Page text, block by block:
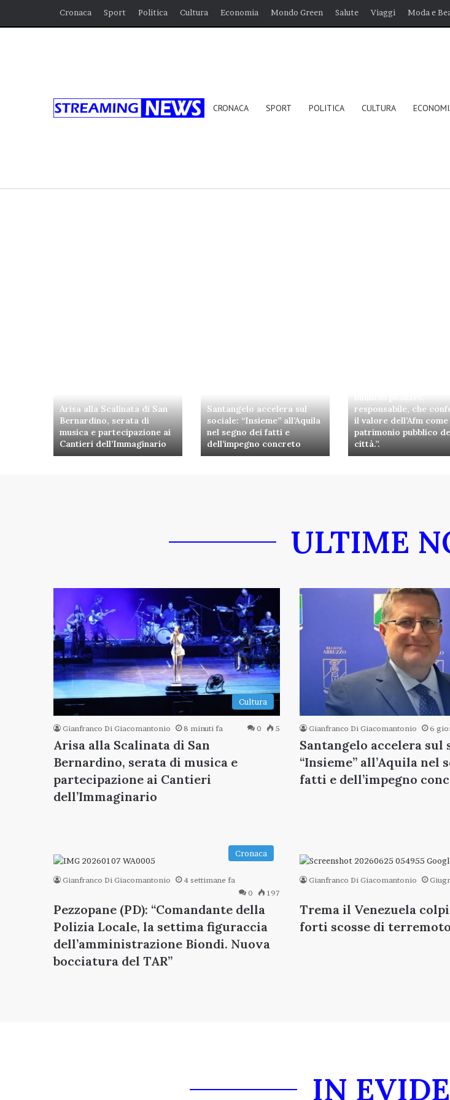
Cronaca Sport Politica Cultura Economia Mondo Green Salute Viaggi Moda e
CRONACA SPORT POLITICA CULTURA
Arisa alla Scalinata di San
Bernardino, serata di
musica e partecipazione ai
Cantieri dell’Immaginario
Santangelo accelera sul
sociale: “Insieme” all’Aquila
nel segno dei fatti e
dell’impegno concreto
responsabile, che
il valore dell’Afm come
patrimonio pubblico
città.”.
ULTIME
Cultura
Gianfranco Di Giacomantonio 8 minuti fa 0 5
Arisa alla Scalinata di San
Bernardino, serata di musica e
partecipazione ai Cantieri
dell’Immaginario
Gianfranco Di Giacomantonio 6
Santangelo accelera sul
“Insieme” all’Aquila nel
fatti e dell’impegno
Cronaca
Gianfranco Di Giacomantonio
4 settimane fa
0
197
Pezzopane (PD): “Comandante della
Polizia Locale, la settima figuraccia
dell’amministrazione Biondi. Nuova
bocciatura del TAR”
Gianfranco Di Giacomantonio
Trema il Venezuela
forti scosse di
IN